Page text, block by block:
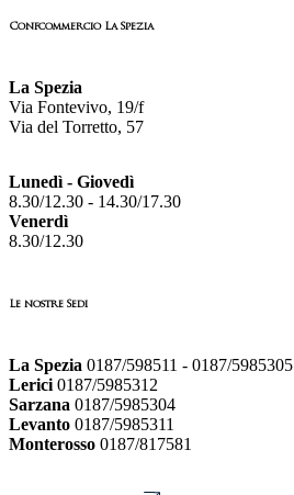
Confcommercio La Spezia
La Spezia
Via Fontevivo, 19/f
Via del Torretto, 57
Lunedì - Giovedì
8.30/12.30 - 14.30/17.30
Venerdì
8.30/12.30
Le nostre Sedi
La Spezia 0187/598511 - 0187/5985305
Lerici 0187/5985312
Sarzana 0187/5985304
Levanto 0187/5985311
Monterosso 0187/817581